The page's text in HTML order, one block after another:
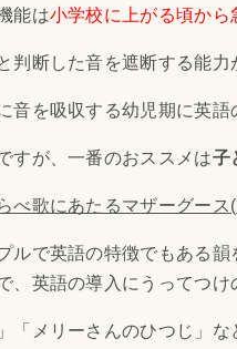
能は小学校に上がる頃から
判断した音を遮断する能力
音を吸収する幼児期に英語
すが、一番のおススメは子
べ歌にあたるマザーグース (
ルで英語の特徴でもある韻
、英語の導入にうってつけ
「メリーさんのひつじ」な